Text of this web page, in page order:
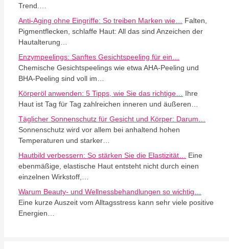
Trend.…
Anti-Aging ohne Eingriffe: So treiben Marken wie… Falten,
Pigmentflecken, schlaffe Haut: All das sind Anzeichen der
Hautalterung…
Enzympeelings: Sanftes Gesichtspeeling für ein…
Chemische Gesichtspeelings wie etwa AHA-Peeling und
BHA-Peeling sind voll im…
Körperöl anwenden: 5 Tipps, wie Sie das richtige… Ihre
Haut ist Tag für Tag zahlreichen inneren und äußeren…
Täglicher Sonnenschutz für Gesicht und Körper: Darum…
Sonnenschutz wird vor allem bei anhaltend hohen
Temperaturen und starker…
Hautbild verbessern: So stärken Sie die Elastizität… Eine
ebenmäßige, elastische Haut entsteht nicht durch einen
einzelnen Wirkstoff,…
Warum Beauty- und Wellnessbehandlungen so wichtig…
Eine kurze Auszeit vom Alltagsstress kann sehr viele positive
Energien…